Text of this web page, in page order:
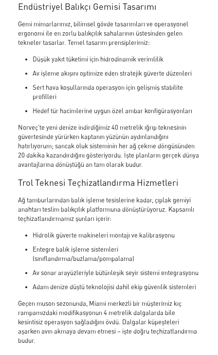
Portfolyo
Haberler
İletişim
Cita Katalog
Hakkımızda
Neden Çita Marine
Sürdürebilirlik
Sertifikalarımız
CITA Marin İnsanları
Kariyer
Hizmetlerimiz
Danışmanlık ve Planlama
Montaj Desteği
Özelleştirilmiş Marangozluk
Global Lojistik ve Paketleme
Portfolyo
Galeri
Haberler
Cita Katalog
Endüstriyel Balıkçı Gemisi Tasarımı
Gemi mimarlarımız, bilimsel gövde tasarımları ve operasyonel
ergonomi ile en zorlu balıkçılık sahalarının üstesinden gelen
tekneler tasarlar. Temel tasarım prensiplerimiz:
Düşük yakıt tüketimi için hidrodinamik verimlilik
Av işleme akışını optimize eden stratejik güverte düzenleri
Sert hava koşullarında operasyon için gelişmiş stabilite
profilleri
Hedef tür hacimlerine uygun özel ambar konfigürasyonları
Norveç’te yeni denize indirdiğimiz 40 metrelik ığrıp teknesinin
güvertesinde yürürken kaptanın yüzünün aydınlandığını
hatırlıyorum; sancak oluk sisteminin her ağ çekme döngüsünden
20 dakika kazandırdığını gösteriyordu. İşte planların gerçek dünya
avantajlarına dönüştüğü an tam olarak budur.
Trol Teknesi Teçhizatlandırma Hizmetleri
Ağ tamburlarından balık işleme tesislerine kadar, çıplak gemiyi
anahtarı teslim balıkçılık platformuna dönüştürüyoruz. Kapsamlı
teçhizatlandırmamız şunları içerir:
Hidrolik güverte makineleri montajı ve kalibrasyonu
Entegre balık işleme sistemleri
(sınıflandırma/buzlama/pompalama)
Av sonar arayüzleriyle bütünleşik seyir sistemi entegrasyonu
Adam denize düştü teknolojisi dahil ekip güvenlik sistemleri
Geçen muson sezonunda, Miami merkezli bir müşterimiz kıç
rampamızdaki modifikasyonun 4 metrelik dalgalarda bile
kesintisiz operasyon sağladığını övdü. Dalgalar küpeşteleri
aşarken avın akmaya devam etmesi – işte doğru teçhizatlandırma
budur.